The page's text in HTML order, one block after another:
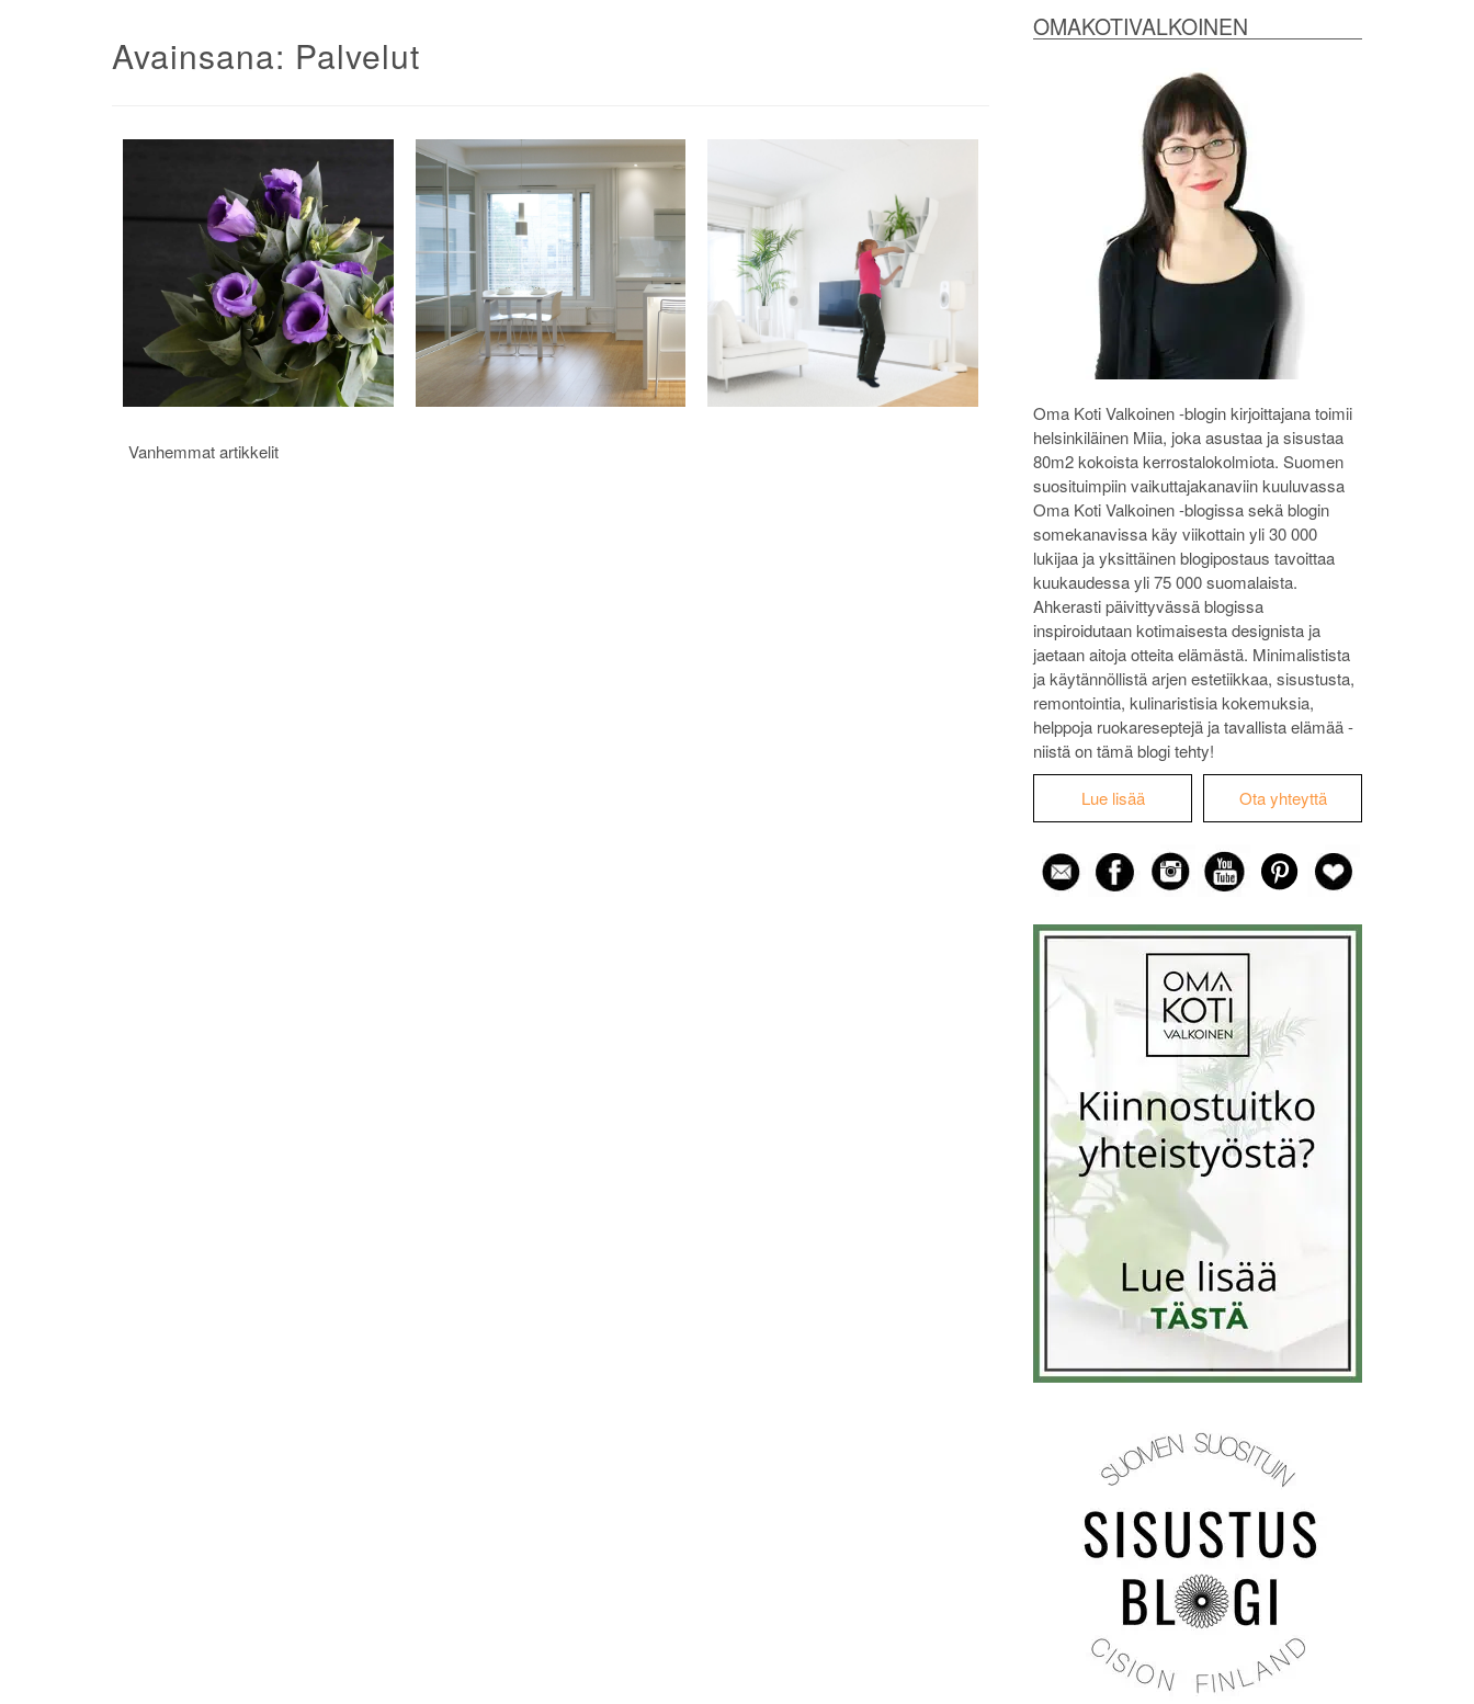
OMAKOTIVALKOINEN
Oma Koti Valkoinen -blogin kirjoittajana toimii
helsinkiläinen Miia, joka asustaa ja sisustaa
80m2 kokoista kerrostalokolmiota. Suomen
suosituimpiin vaikuttajakanaviin kuuluvassa
Oma Koti Valkoinen -blogissa sekä blogin
somekanavissa käy viikottain yli 30 000
lukijaa ja yksittäinen blogipostaus tavoittaa
kuukaudessa yli 75 000 suomalaista.
Ahkerasti päivittyvässä blogissa
inspiroidutaan kotimaisesta designista ja
jaetaan aitoja otteita elämästä. Minimalistista
ja käytännöllistä arjen estetiikkaa, sisustusta,
remontointia, kulinaristisia kokemuksia,
helppoja ruokareseptejä ja tavallista elämää -
niistä on tämä blogi tehty!
Lue lisää Ota yhteyttä
Avainsana: Palvelut
Artikkelien
Vanhemmat artikkelit